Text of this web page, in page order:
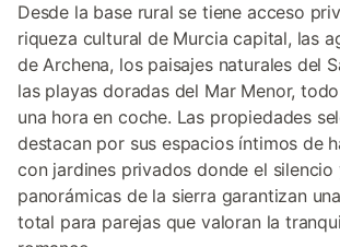
Desde la base rural se tiene acceso
riqueza cultural de Murcia capital, las
de Archena, los paisajes naturales del
las playas doradas del Mar Menor,
una hora en coche. Las propiedades
destacan por sus espacios íntimos de
con jardines privados donde el silencio
panorámicas de la sierra garantizan
total para parejas que valoran la